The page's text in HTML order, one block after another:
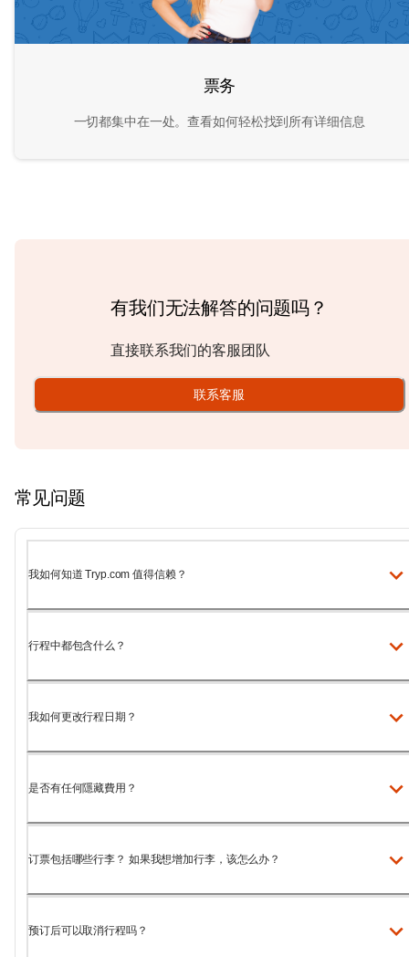
票务
一切都集中在一处。查看如何轻松找到所有详细信息
有我们无法解答的问题吗？
直接联系我们的客服团队
联系客服
常见问题
我如何知道 Tryp.com 值得信赖？
行程中都包含什么？
我如何更改行程日期？
是否有任何隱藏費用？
订票包括哪些行李？ 如果我想增加行李，该怎么办？
预订后可以取消行程吗？